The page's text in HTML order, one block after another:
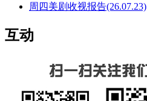
周四美剧收视报告(26.07.23)
互动